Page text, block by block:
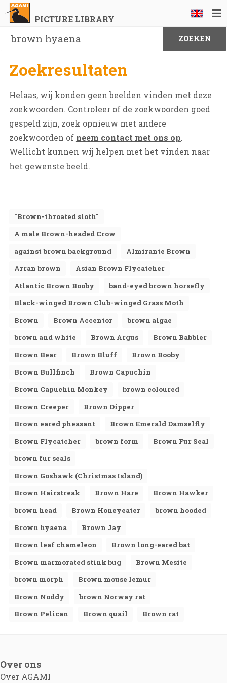
PICTURE LIBRARY
Zoekresultaten
Helaas, wij konden geen beelden vinden met deze
zoekwoorden. Controleer of de zoekwoorden goed
gespeld zijn, zoek opnieuw met andere
zoekwoorden of neem contact met ons op.
Wellicht kunnen wij helpen met het vinden naar
het gewenste beeld.
"Brown-throated sloth"
A male Brown-headed Crow
against brown background
Almirante Brown
Arran brown
Asian Brown Flycatcher
Atlantic Brown Booby
band-eyed brown horsefly
Black-winged Brown Club-winged Grass Moth
Brown
Brown Accentor
brown algae
brown and white
Brown Argus
Brown Babbler
Brown Bear
Brown Bluff
Brown Booby
Brown Bullfinch
Brown Capuchin
Brown Capuchin Monkey
brown coloured
Brown Creeper
Brown Dipper
Brown eared pheasant
Brown Emerald Damselfly
Brown Flycatcher
brown form
Brown Fur Seal
brown fur seals
Brown Goshawk (Christmas Island)
Brown Hairstreak
Brown Hare
Brown Hawker
brown head
Brown Honeyeater
brown hooded
Brown hyaena
Brown Jay
Brown leaf chameleon
Brown long-eared bat
Brown marmorated stink bug
Brown Mesite
brown morph
Brown mouse lemur
Brown Noddy
brown Norway rat
Brown Pelican
Brown quail Brown rat
Over ons
Over AGAMI